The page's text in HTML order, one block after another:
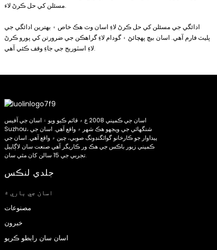
مسئلن کي حل ڪرڻ لاء.
ادائگي جي مسئلن کي حل ڪرڻ لاءِ اسان وٽ هڪ خاص ۽ بهترين ادائگي جي
پليٽ فارم آهي. اسان بيچ پهچائڻ ۽ گودام لاءِ گراهڪن جي ضرورتن کي پورو ڪرڻ
لاءِ اسٽوريج جي جاءِ وقف ڪئي آهي.
اسان جي ڪمپني 2008 ع ۾ قائم ڪيو ويو ۽ اسان جي آفيس
Suzhou، شنگھائي جي ويجهو هڪ شهر ۾ واقع آهي. اسان جي
پيداوار جو ڪارخانو گوائگنڊونگ صوبي، چين ۾ واقع آهي. اسان جي
ڪمپني زيور باڪس جي هڪ ور ڪاريگر آهي صنعت سان لاڳاپيل
تجربي جي 15 سالن کان مٿي سان.
جلدي لنڪس
اسان جي باري ۾
مصنوعات
خبرون
اسان سان رابطو ڪريو